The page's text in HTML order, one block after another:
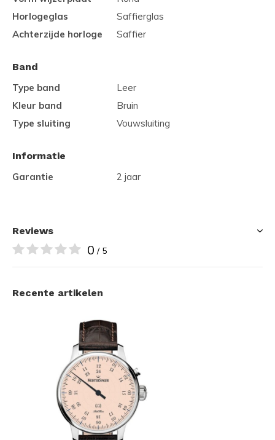
Horlogeglas
Saffierglas
Achterzijde horloge
Saffier
Band
Type band
Leer
Kleur band
Bruin
Type sluiting
Vouwsluiting
Informatie
Garantie
2 jaar
Reviews
0 / 5
Recente artikelen